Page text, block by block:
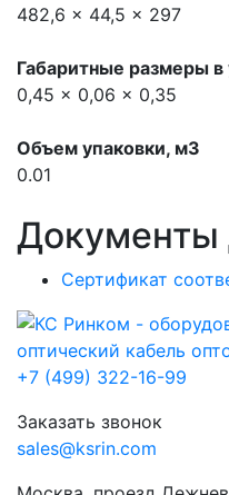
482,6 x 44,5 x 297
Габаритные размеры
0,45 x 0,06 x 0,35
Объем упаковки, м3
0.01
Документы
Сертификат
+7 (499) 322-16-99
Заказать звонок
sales@ksrin.com